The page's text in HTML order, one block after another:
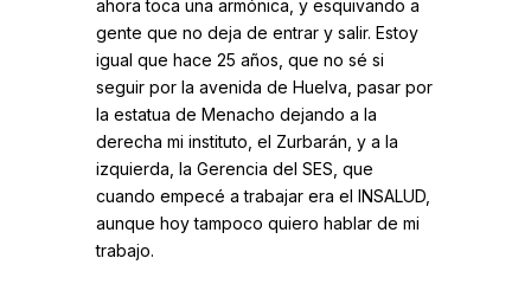
ahora toca una armónica, y esquivando a
gente que no deja de entrar y salir. Estoy
igual que hace 25 años, que no sé si
seguir por la avenida de Huelva, pasar por
la estatua de Menacho dejando a la
derecha mi instituto, el Zurbarán, y a la
izquierda, la Gerencia del SES, que
cuando empecé a trabajar era el INSALUD,
aunque hoy tampoco quiero hablar de mi
trabajo.